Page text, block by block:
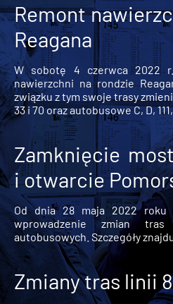
Remont
Reagana
W sobotę 4 czerwca 2022
nawierzchni na rondzie
związku z tym swoje trasy
33 i 70 oraz autobusowe C, D,
Zamknięcie
i otwarcie
Od dnia 28 maja 2022 roku
wprowadzenie zmian
autobusowych. Szczegóły
Zmiany tras linii